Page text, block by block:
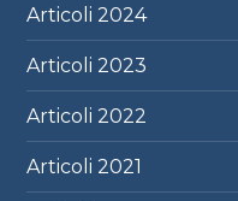
Articoli2024
Articoli2023
Articoli2022
Articoli2021